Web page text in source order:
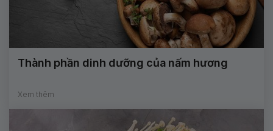
Thành phần dinh dưỡng của nấm hương
Xem thêm